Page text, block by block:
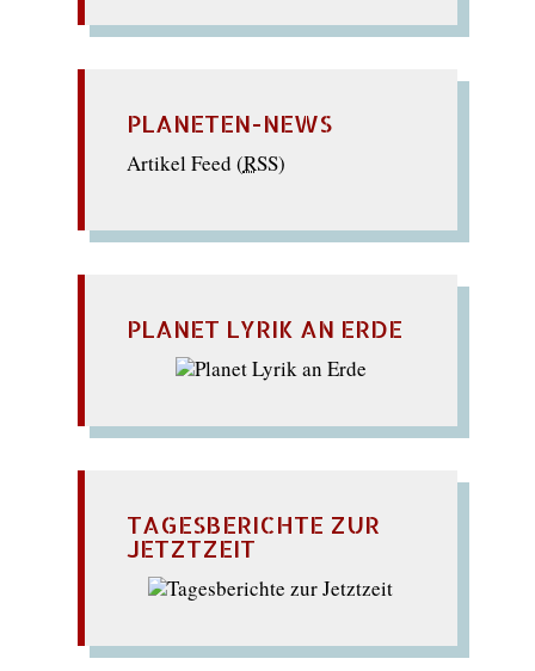
PLANETEN-NEWS
Artikel Feed (RSS)
PLANET LYRIK AN ERDE
TAGESBERICHTE ZUR
JETZTZEIT